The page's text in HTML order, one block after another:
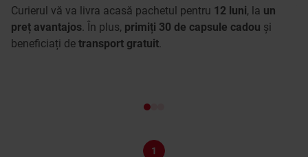
Curierul vă va livra acasă pachetul pentru 12 luni, la un
preț avantajos . În plus, primiți 30 de capsule cadou și
beneficiați de transport gratuit
1